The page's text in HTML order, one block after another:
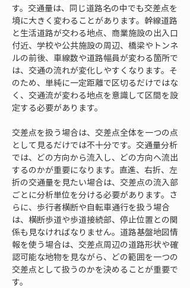
す。交通量は、同じ道路名の中でも交差点を
境に大きく変わることがあります。幹線道路
と生活道路が交わる地点、商業施設の出入口
付近、学校や公共施設の周辺、橋梁やトンネ
ルの前後、車線数や道路幅員が変わる箇所で
は、交通の流れが変化しやすくなります。そ
のため、単純に一定距離で区切るだけではな
く、交通流が変わる地点を意識して区間を設
定する必要があります。
交差点を扱う場合は、交差点全体を一つの点
として見るだけでは不十分です。交通量分析
では、どの方向から流入し、どの方向へ流出
するのかが重要になります。直進、右折、左
折の交通量を見たい場合は、交差点の流入部
ごとに分析単位を分ける必要があります。さ
らに、歩行者横断や自転車通行を扱う場合
は、横断歩道や歩道接続部、停止位置との関
係も見なければなりません。道路基盤地図情
報を使う場合は、交差点周辺の道路形状や確
認可能な地物を見ながら、どの範囲を一つの
交差点として扱うのかを決めることが重要で
す。